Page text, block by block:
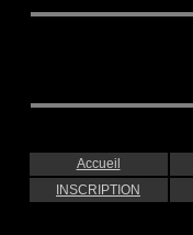
Accueil
INSCRIPTION